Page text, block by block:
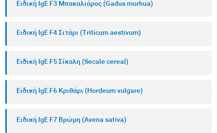
Ειδική IgE F3 Μπακαλιάρος (Gadus morhua)
Ειδική IgE F4 Σιτάρι (Triticum aestivum)
Ειδική IgE F5 Σίκαλη (Secale cereal)
Ειδική IgE F6 Κριθάρι (Hordeum vulgare)
Ειδική IgE F7 Βρώμη (Avena sativa)